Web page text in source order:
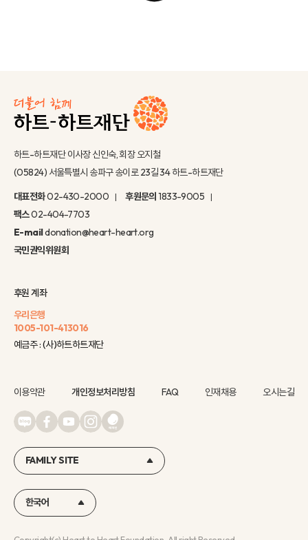
하트-하트재단 이사장 신인숙, 회장 오지철
(05824) 서울특별시 송파구 송이로 23길 34 하트-하트재단
대표전화02-430-2000 후원문의1833-9005
팩스02-404-7703
E-maildonation@heart-heart.org
국민권익위원회
후원 계좌
우리은행
1005-101-413016
예금주 : (사)하트하트재단
이용약관 개인정보처리방침 FAQ 인재채용 오시는길
FAMILY SITE
한국어